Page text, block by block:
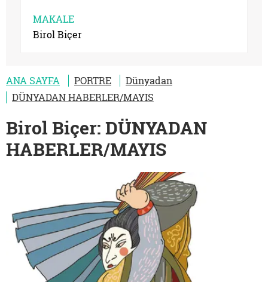
MAKALE
Birol Biçer
ANA SAYFA PORTRE
Dünyadan
DÜNYADAN HABERLER/MAYIS
Birol Biçer: DÜNYADAN
HABERLER/MAYIS